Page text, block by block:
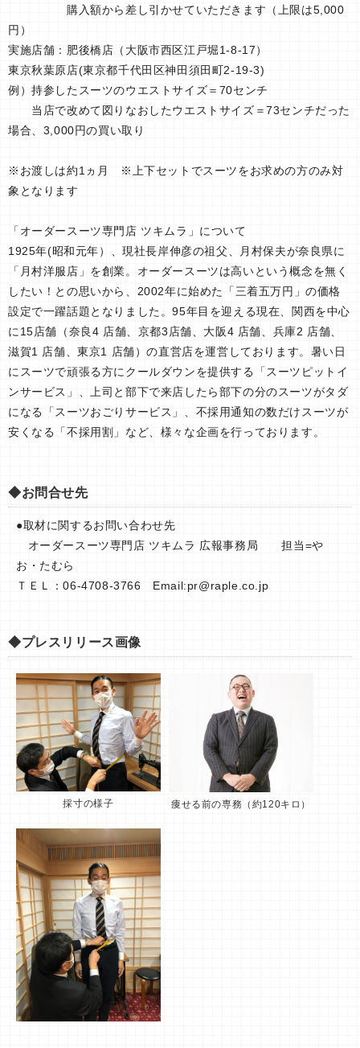
購入額から差し引かせていただきます（上限は5,000
円）
実施店舗：肥後橋店（大阪市西区江戸堀1-8-17）
東京秋葉原店(東京都千代田区神田須田町2-19-3)
例）持参したスーツのウエストサイズ＝70センチ
当店で改めて図りなおしたウエストサイズ＝73センチだった
場合、3,000円の買い取り
※お渡しは約1ヵ月 ※上下セットでスーツをお求めの方のみ対
象となります
「オーダースーツ専門店 ツキムラ」について
1925年(昭和元年）、現社長岸伸彦の祖父、月村保夫が奈良県に
「月村洋服店」を創業。オーダースーツは高いという概念を無く
したい！との思いから、2002年に始めた「三着五万円」の価格
設定で一躍話題となりました。95年目を迎える現在、関西を中心
に15店舗（奈良4 店舗、京都3店舗、大阪4 店舗、兵庫2 店舗、
滋賀1 店舗、東京1 店舗）の直営店を運営しております。暑い日
にスーツで頑張る方にクールダウンを提供する「スーツピットイ
ンサービス」、上司と部下で来店したら部下の分のスーツがタダ
になる「スーツおごりサービス」、不採用通知の数だけスーツが
安くなる「不採用割」など、様々な企画を行っております。
◆お問合せ先
●取材に関するお問い合わせ先
オーダースーツ専門店 ツキムラ 広報事務局 担当=や
お・たむら
ＴＥＬ：06-4708-3766 Email:pr@raple.co.jp
◆プレスリリース画像
採寸の様子 痩せる前の専務（約120キロ）